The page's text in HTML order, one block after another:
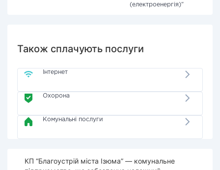
(електроенергія)"
Також сплачують послуги
Інтернет
Охорона
Комунальні послуги
КП “Благоустрій міста Ізюма” — комунальне